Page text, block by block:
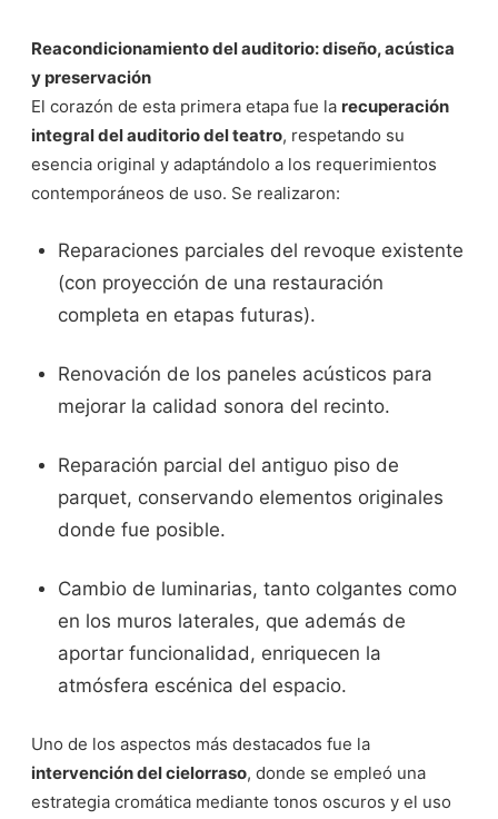
Reacondicionamiento del auditorio: diseño, acústica
y preservación
El corazón de esta primera etapa fue la recuperación
integral del auditorio del teatro, respetando su
esencia original y adaptándolo a los requerimientos
contemporáneos de uso. Se realizaron:
Reparaciones parciales del revoque existente
(con proyección de una restauración
completa en etapas futuras).
Renovación de los paneles acústicos para
mejorar la calidad sonora del recinto.
Reparación parcial del antiguo piso de
parquet, conservando elementos originales
donde fue posible.
Cambio de luminarias, tanto colgantes como
en los muros laterales, que además de
aportar funcionalidad, enriquecen la
atmósfera escénica del espacio.
Uno de los aspectos más destacados fue la
intervención del cielorraso, donde se empleó una
estrategia cromática mediante tonos oscuros y el uso